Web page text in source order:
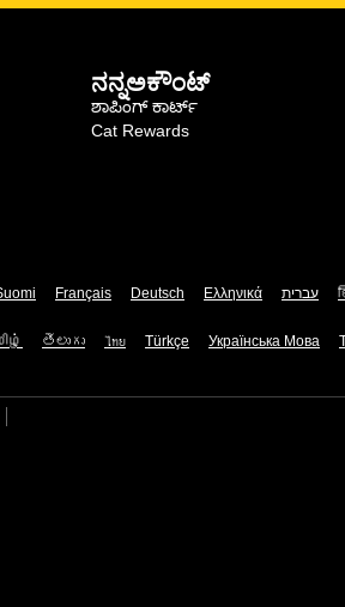
ನನ್ನಅಕೌಂಟ್
ಶಾಪಿಂಗ್ ಕಾರ್ಟ್
Cat Rewards
Français Deutsch Ελληνικά עברית
తెలుగు ไทย Türkçe Українська Мова